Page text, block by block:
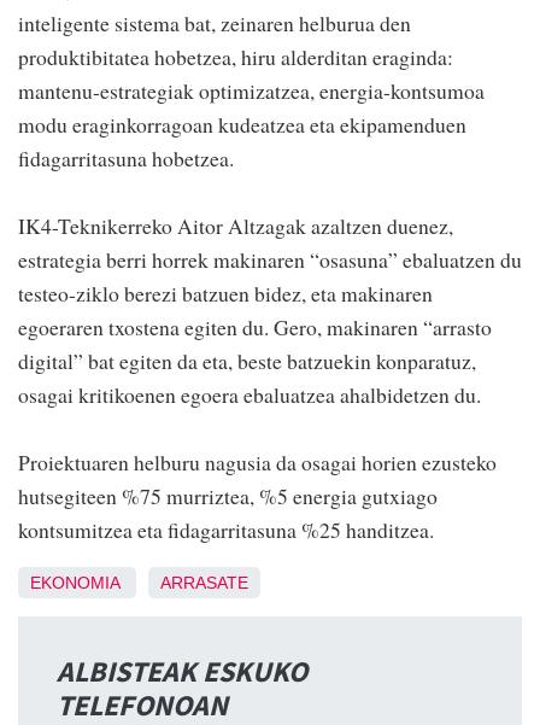
inteligente sistema bat, zeinaren helburua den
produktibitatea hobetzea, hiru alderditan eraginda:
mantenu-estrategiak optimizatzea, energia-kontsumoa
modu eraginkorragoan kudeatzea eta ekipamenduen
fidagarritasuna hobetzea.
IK4-Teknikerreko Aitor Altzagak azaltzen duenez,
estrategia berri horrek makinaren “osasuna” ebaluatzen du
testeo-ziklo berezi batzuen bidez, eta makinaren
egoeraren txostena egiten du. Gero, makinaren “arrasto
digital” bat egiten da eta, beste batzuekin konparatuz,
osagai kritikoenen egoera ebaluatzea ahalbidetzen du.
Proiektuaren helburu nagusia da osagai horien ezusteko
hutsegiteen %75 murriztea, %5 energia gutxiago
kontsumitzea eta fidagarritasuna %25 handitzea.
EKONOMIA ARRASATE
ALBISTEAK ESKUKO
TELEFONOAN